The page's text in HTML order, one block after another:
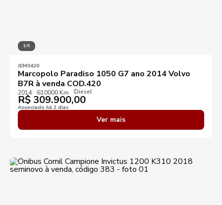
1/5
JEM0420
Marcopolo Paradiso 1050 G7 ano 2014 Volvo
B7R à venda COD.420
2014 610000 Km Diesel
R$ 309.900,00
Anunciado há 2 dias
Ver mais